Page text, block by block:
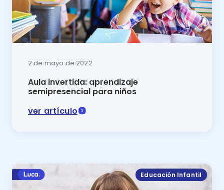
2 de mayo de 2022
Aula invertida: aprendizaje
semipresencial para niños
ver artículo
Educación Infantil